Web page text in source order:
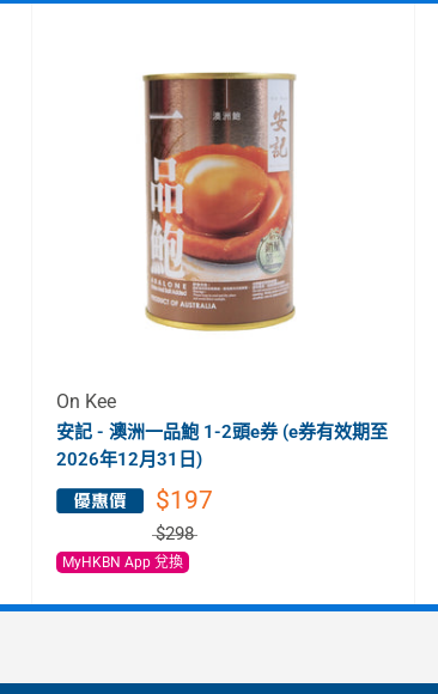
On Kee
安記 - 澳洲一品鮑 1-2頭e券 (e券有效期至
2026年12月31日)
$197
$298
MyHKBN App 兌換